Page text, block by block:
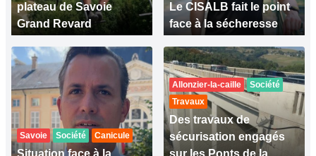
plateau de Savoie
Grand Revard
Le CISALB fait le point
face à la sécheresse
Savoie Société Canicule
Situation face à la
Allonzier-la-caille
Société
Travaux
Des travaux de
sécurisation engagés
sur les Ponts de la